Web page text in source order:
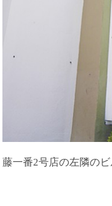
藤一番2号店の左隣のビ